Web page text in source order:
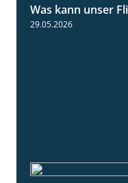
Was kann unser
29.05.2026